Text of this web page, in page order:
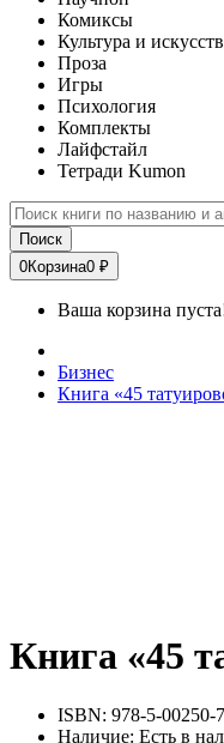
Комиксы
Культура и
Проза
Игры
Психология
Комплекты
Лайфстайл
Тетради Kumon
Поиск
0Корзина0 ₽
Ваша корзина
Бизнес
Книга «45
Книга «45
ISBN: 978-5-00250-
Наличие: Есть в